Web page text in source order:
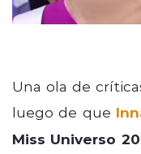
Una ola de
luego de que
Miss Universo